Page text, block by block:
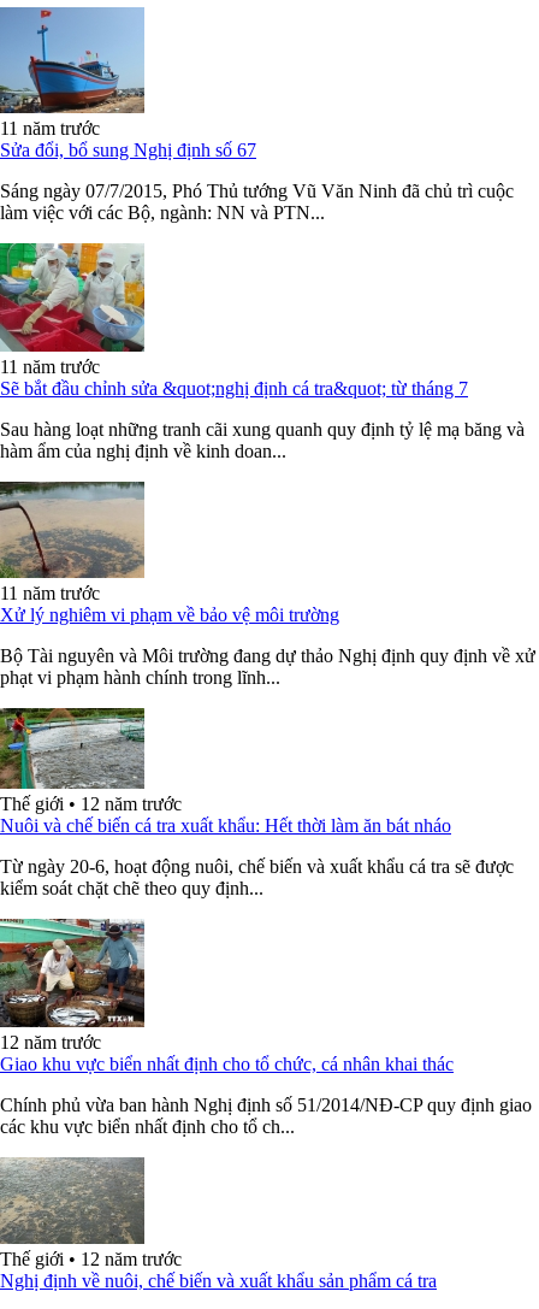
11 năm trước
Sửa đổi, bổ sung Nghị định số 67
Sáng ngày 07/7/2015, Phó Thủ tướng Vũ Văn Ninh đã chủ trì cuộc
làm việc với các Bộ, ngành: NN và PTN...
11 năm trước
Sẽ bắt đầu chỉnh sửa &quot;nghị định cá tra&quot; từ tháng 7
Sau hàng loạt những tranh cãi xung quanh quy định tỷ lệ mạ băng và
hàm ẩm của nghị định về kinh doan...
11 năm trước
Xử lý nghiêm vi phạm về bảo vệ môi trường
Bộ Tài nguyên và Môi trường đang dự thảo Nghị định quy định về xử
phạt vi phạm hành chính trong lĩnh...
Thế giới • 12 năm trước
Nuôi và chế biến cá tra xuất khẩu: Hết thời làm ăn bát nháo
Từ ngày 20-6, hoạt động nuôi, chế biến và xuất khẩu cá tra sẽ được
kiểm soát chặt chẽ theo quy định...
12 năm trước
Giao khu vực biển nhất định cho tổ chức, cá nhân khai thác
Chính phủ vừa ban hành Nghị định số 51/2014/NĐ-CP quy định giao
các khu vực biển nhất định cho tổ ch...
Thế giới • 12 năm trước
Nghị định về nuôi, chế biến và xuất khẩu sản phẩm cá tra